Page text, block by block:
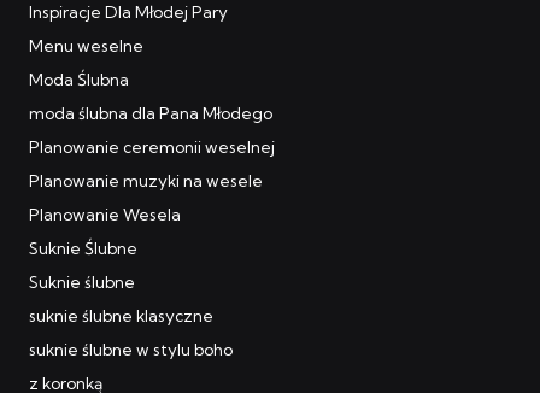
Inspiracje Dla Młodej Pary
Menu weselne
Moda Ślubna
moda ślubna dla Pana Młodego
Planowanie ceremonii weselnej
Planowanie muzyki na wesele
Planowanie Wesela
Suknie Ślubne
Suknie ślubne
suknie ślubne klasyczne
suknie ślubne w stylu boho
z koronką